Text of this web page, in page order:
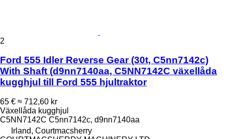
2
Ford 555 Idler Reverse Gear (30t, C5nn7142c)
With Shaft (d9nn7140aa, C5NN7142C växellåda
kugghjul till Ford 555 hjultraktor
65 € ≈ 712,60 kr
Växellåda kugghjul
C5NN7142C C5nn7142c, d9nn7140aa
Irland, Courtmacsherry